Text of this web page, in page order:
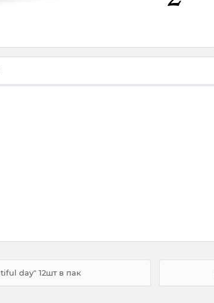
day" 12шт в пак